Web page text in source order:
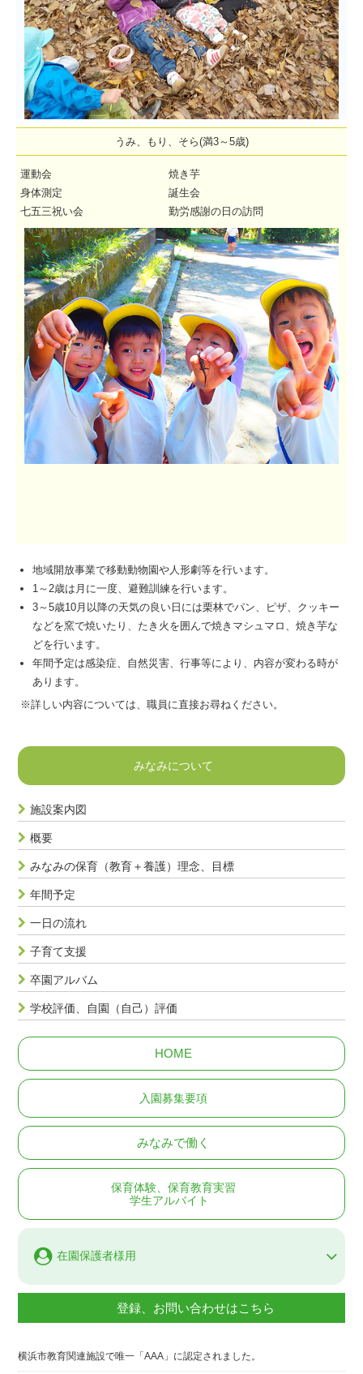
うみ、もり、そら(満3～5歳)
運動会
焼き芋
身体測定
誕生会
七五三祝い会
勤労感謝の日の訪問
地域開放事業で移動動物園や人形劇等を行います。
1～2歳は月に一度、避難訓練を行います。
3～5歳10月以降の天気の良い日には栗林でパン、ピザ、クッキー
などを窯で焼いたり、たき火を囲んで焼きマシュマロ、焼き芋な
どを行います。
年間予定は感染症、自然災害、行事等により、内容が変わる時が
あります。
※詳しい内容については、職員に直接お尋ねください。
みなみについて
施設案内図
概要
みなみの保育（教育＋養護）理念、目標
年間予定
一日の流れ
子育て支援
卒園アルバム
学校評価、自園（自己）評価
HOME
入園募集要項
みなみで働く
保育体験、保育教育実習
学生アルバイト
在園保護者様用
登録、お問い合わせはこちら
横浜市教育関連施設で唯一「AAA」に認定されました。